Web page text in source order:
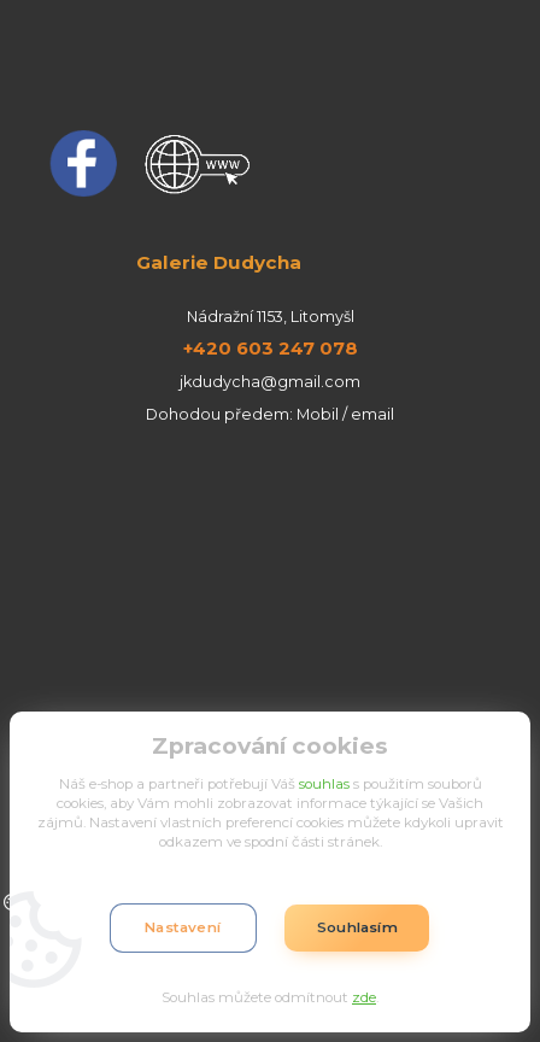
Galerie Dudycha
Nádražní 1153, Litomyšl
+420 603 247 078
jkdudycha@gmail.com
Dohodou předem: Mobil / email
Upravit sběr cookies.
Eshop-rychle.cz
Zpracování cookies
Náš e-shop a partneři potřebují Váš souhlass použitím souborů
cookies, aby Vám mohli zobrazovat informace týkající se Vašich
zájmů. Nastavení vlastních preferencí cookies můžete kdykoli upravit
odkazem ve spodní části stránek.
Nastavení Souhlasím
Souhlas můžete odmítnout zde.